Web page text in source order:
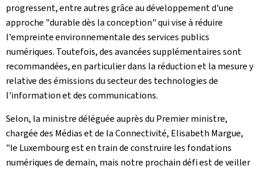
progressent, entre autres grâce au développement d'une
approche "durable dès la conception" qui vise à réduire
l'empreinte environnementale des services publics
numériques. Toutefois, des avancées supplémentaires sont
recommandées, en particulier dans la réduction et la mesure y
relative des émissions du secteur des technologies de
l'information et des communications.
Selon, la ministre déléguée auprès du Premier ministre,
chargée des Médias et de la Connectivité, Elisabeth Margue,
"le Luxembourg est en train de construire les fondations
numériques de demain, mais notre prochain défi est de veiller